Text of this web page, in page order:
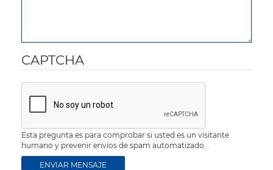
CAPTCHA
Esta pregunta es para comprobar si usted es un visitante
humano y prevenir envíos de spam automatizado.